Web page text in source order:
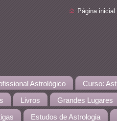
Página inicial
Astrológico Curso:
Livros Grandes Lugares
Estudos de Astrologia